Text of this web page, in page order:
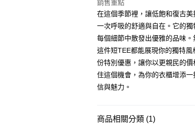
悠遊付
全盈+PAY
大哥付你分期
相關說明
【大哥付你分期使用說明】
1.本服務由台灣大哥大提供，台灣
3.實際核准額度、可分期數及費用
AFTEE先享後付
AFTEE先享後付是「在收到商品之
便利好安心！
銷售重點
在這個季節裡，讓低飽和復古
一次呼吸的舒適與自在。它的
每個細節中散發出優雅的品味
這件短TEE都能展現你的獨特
份特別優惠，讓你以更親民的
住這個機會，為你的衣櫃增添
信與魅力。
商品相關分類 (1)